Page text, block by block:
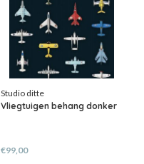
Studio ditte
Vliegtuigen behang donker
€99,00